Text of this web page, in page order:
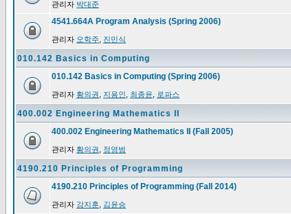
관리자 박대준
4541.664A Program Analysis (Spring 2006)
관리자 오학주 진민식
010.142 Basics in Computing
010.142 Basics in Computing (Spring 2006)
관리자 황의권 지용인 최종윤 로파스
400.002 Engineering Mathematics II
400.002 Engineering Mathematics II (Fall 2005)
관리자 황의권 정영범
4190.210 Principles of Programming
4190.210 Principles of Programming (Fall 2014)
관리자 강지훈 김윤승